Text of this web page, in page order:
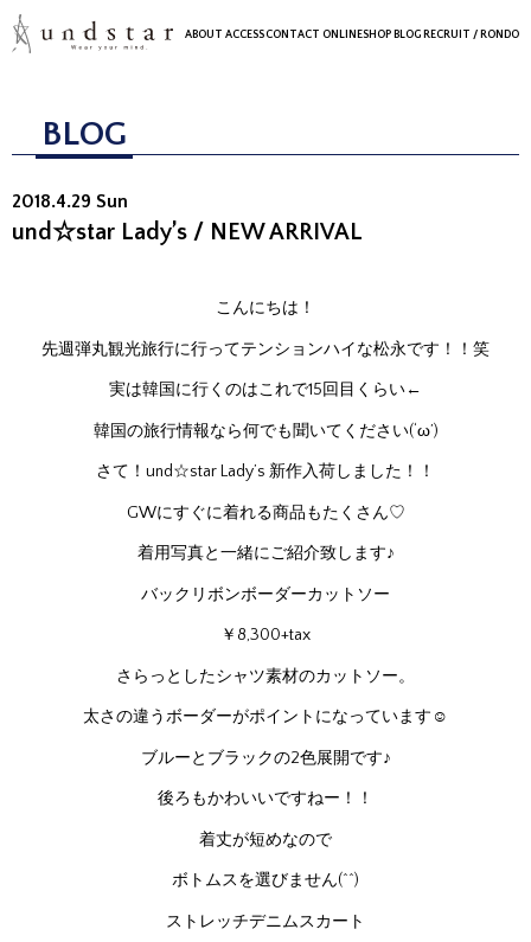
ABOUT ACCESSCONTACT ONLINESHOP BLOG RECRUIT / RONDO
BLOG
2018.4.29 Sun
und☆star Lady’s / NEW ARRIVAL
こんにちは！
先週弾丸観光旅行に行ってテンションハイな松永です！！笑
実は韓国に行くのはこれで15回目くらい←
韓国の旅行情報なら何でも聞いてください(‘ω’)
さて！und☆star Lady’s 新作入荷しました！！
GWにすぐに着れる商品もたくさん♡
着用写真と一緒にご紹介致します♪
バックリボンボーダーカットソー
￥8,300+tax
さらっとしたシャツ素材のカットソー。
太さの違うボーダーがポイントになっています☺
ブルーとブラックの2色展開です♪
後ろもかわいいですねー！！
着丈が短めなので
ボトムスを選びません(^^)
ストレッチデニムスカート